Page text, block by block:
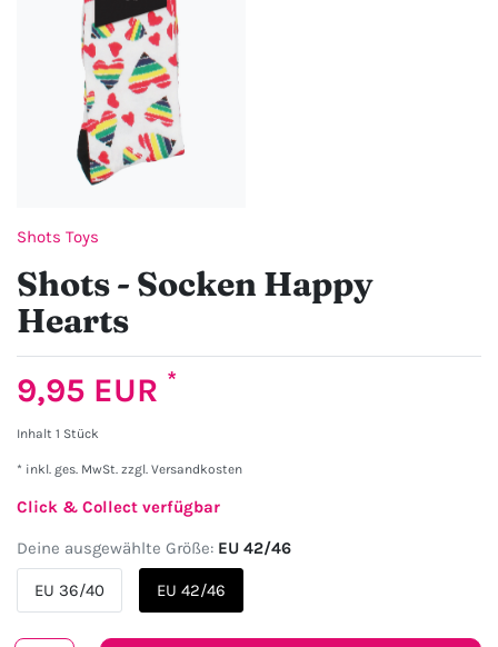
Shots Toys
Shots - Socken Happy
Hearts
9,95 EUR *
Inhalt 1 Stück
* inkl. ges. MwSt. zzgl. Versandkosten
Click & Collect verfügbar
Deine ausgewählte Größe: EU 42/46
EU 36/40 EU 42/46